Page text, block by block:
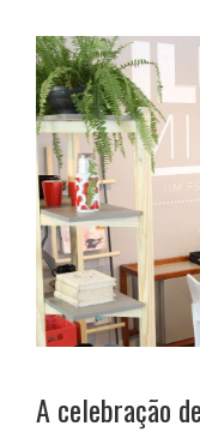
A celebração